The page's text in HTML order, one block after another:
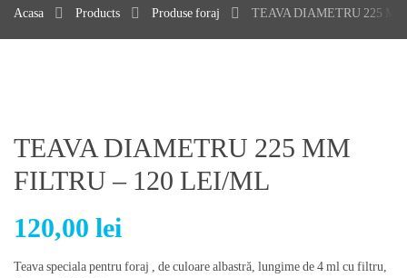
Acasa Products Produse foraj TEAVA DIAMETRU 225
TEAVA DIAMETRU 225 MM
FILTRU – 120 LEI/ML
120,00 lei
Teava speciala pentru foraj , de culoare albastră, lungime de 4 ml cu filtru,